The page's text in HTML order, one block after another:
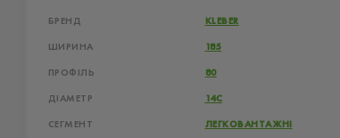
БРЕНД KLEBER
ШИРИНА 185
ПРОФІЛЬ 80
ДІАМЕТР 14C
СЕГМЕНТ ЛЕГКОВАНТАЖНІ